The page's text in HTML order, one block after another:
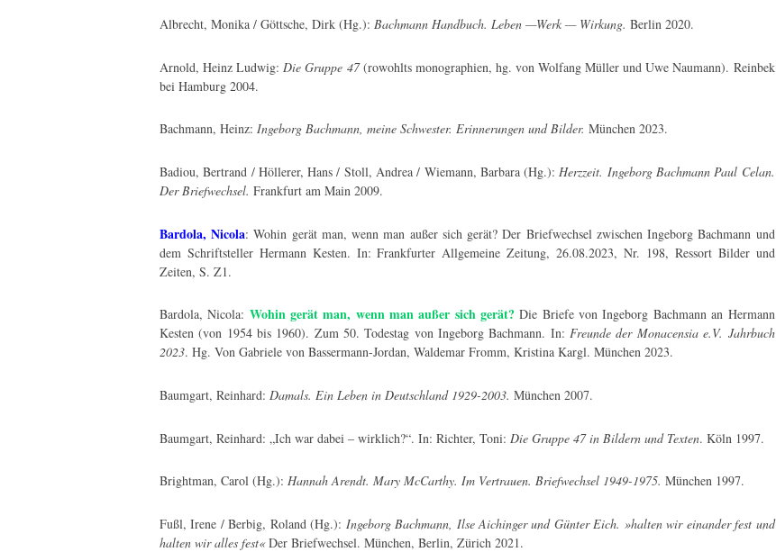
Albrecht, Monika / Göttsche, Dirk (Hg.): Bachmann Handbuch. Leben —Werk — Wirkung. Berlin 2020.
Arnold, Heinz Ludwig: Die Gruppe 47(rowohlts monographien, hg. von Wolfang Müller und Uwe Naumann). Reinbek
bei Hamburg 2004.
Bachmann, Heinz: Ingeborg Bachmann, meine Schwester. Erinnerungen und Bilder. München 2023.
Badiou, Bertrand / Höllerer, Hans / Stoll, Andrea / Wiemann, Barbara (Hg.): Herzzeit. Ingeborg Bachmann Paul Celan.
Der Briefwechsel. Frankfurt am Main 2009.
Bardola, Nicola: Wohin gerät man, wenn man außer sich gerät? Der Briefwechsel zwischen Ingeborg Bachmann und
dem Schriftsteller Hermann Kesten. In: Frankfurter Allgemeine Zeitung, 26.08.2023, Nr. 198, Ressort Bilder und
Zeiten, S. Z1.
Bardola, Nicola: Wohin gerät man, wenn man außer sich gerät? Die Briefe von Ingeborg Bachmann an Hermann
Kesten (von 1954 bis 1960). Zum 50. Todestag von Ingeborg Bachmann. In:Freunde der Monacensia e.V. Jahrbuch
2023. Hg. Von Gabriele von Bassermann-Jordan, Waldemar Fromm, Kristina Kargl. München 2023.
Baumgart, Reinhard: Damals. Ein Leben in Deutschland 1929-2003. München 2007.
Baumgart, Reinhard: „Ich war dabei – wirklich?“. In: Richter, Toni: Die Gruppe 47 in Bildern und Texten. Köln 1997.
Brightman, Carol (Hg.): Hannah Arendt. Mary McCarthy. Im Vertrauen. Briefwechsel 1949-1975. München 1997.
Fußl, Irene / Berbig, Roland (Hg.): Ingeborg Bachmann, Ilse Aichinger und Günter Eich. »halten wir einander fest und
halten wir alles fest«Der Briefwechsel. München, Berlin, Zürich 2021.